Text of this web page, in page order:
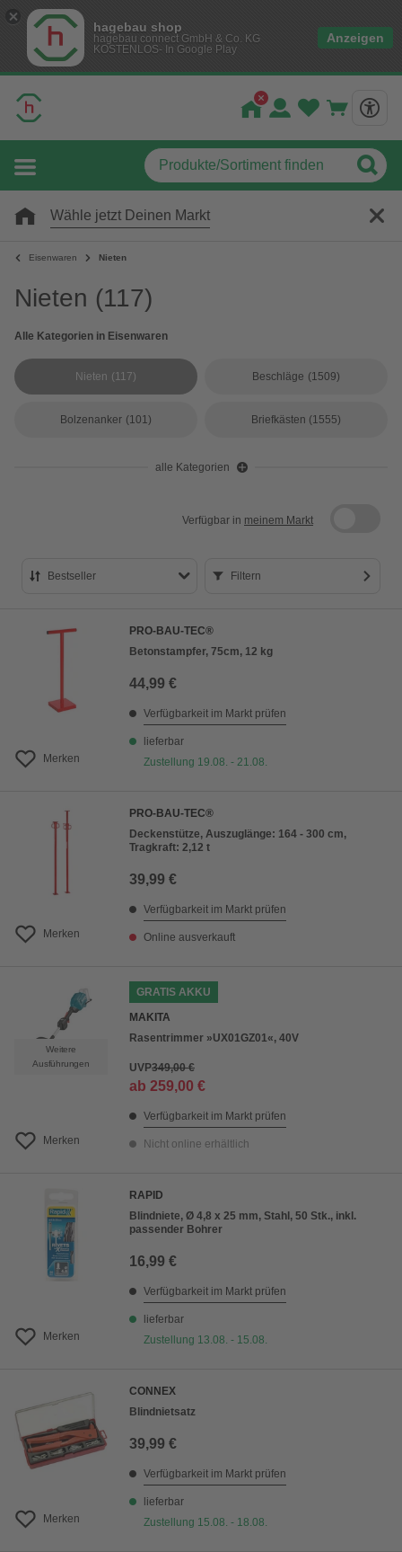
hagebau shop
hagebau connect GmbH & Co. KG
KOSTENLOS- In Google Play
Anzeigen
Wähle jetzt Deinen Markt
Eisenwaren Nieten
Nieten (117)
Alle Kategorien in Eisenwaren
Nieten (117) Beschläge (1509)
Bolzenanker (101) Briefkästen (1555)
alle Kategorien
Verfügbar in meinem Markt
Bestseller
Preis aufsteigend
Preis absteigend
Bewertung
Filtern
Merken
PRO-BAU-TEC®
Betonstampfer, 75cm, 12 kg
44,99 €
Verfügbarkeit im Markt prüfen
lieferbar
Zustellung 19.08. - 21.08.
Merken
PRO-BAU-TEC®
Deckenstütze, Auszuglänge: 164 - 300 cm,
Tragkraft: 2,12 t
39,99 €
Verfügbarkeit im Markt prüfen
Online ausverkauft
Weitere
Ausführungen
Merken
GRATIS AKKU
MAKITA
Rasentrimmer »UX01GZ01«, 40V
UVP349,00 €
ab 259,00 €
Verfügbarkeit im Markt prüfen
Nicht online erhältlich
Merken
RAPID
Blindniete, Ø 4,8 x 25 mm, Stahl, 50 Stk., inkl.
passender Bohrer
16,99 €
Verfügbarkeit im Markt prüfen
lieferbar
Zustellung 13.08. - 15.08.
Merken
CONNEX
Blindnietsatz
39,99 €
Verfügbarkeit im Markt prüfen
lieferbar
Zustellung 15.08. - 18.08.